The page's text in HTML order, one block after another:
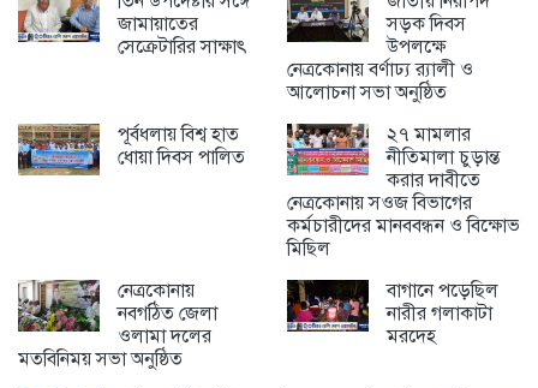
জামায়াতের
সেক্রেটারির সাক্ষাৎ
সড়ক দিবস
উপলক্ষে
নেত্রকোনায় বর্ণাঢ্য র‍্যালী ও
আলোচনা সভা অনুষ্ঠিত
পূর্বধলায় বিশ্ব হাত
ধোয়া দিবস পালিত
২৭ মামলার
নীতিমালা চুড়ান্ত
করার দাবীতে
নেত্রকোনায় সওজ বিভাগের
কর্মচারীদের মানববন্ধন ও বিক্ষোভ
মিছিল
নেত্রকোনায়
নবগঠিত জেলা
ওলামা দলের
মতবিনিময় সভা অনুষ্ঠিত
বাগানে পড়েছিল
নারীর গলাকাটা
মরদেহ